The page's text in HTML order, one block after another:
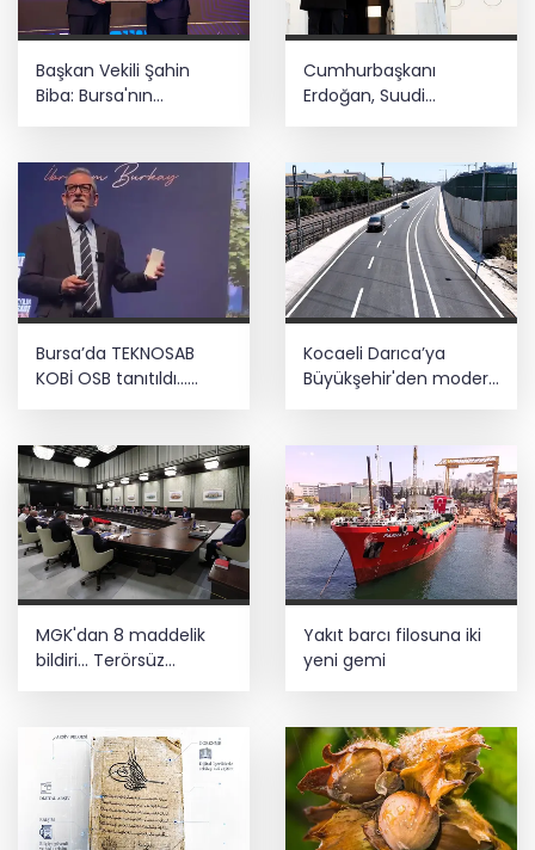
Başkan Vekili Şahin
Biba: Bursa'nın
geleceğini bütüncül
Cumhurbaşkanı
Erdoğan, Suudi
Arabistan yolcusu
Bursa’da TEKNOSAB
KOBİ OSB tanıtıldı...
dönem
Kocaeli Darıca’ya
Büyükşehir'den modern
MGK'dan 8 maddelik
bildiri... Terörsüz
mesajı
Yakıt barcı filosuna iki
yeni gemi